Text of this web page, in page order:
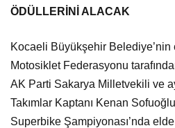
ÖDÜLLERİNİ ALACAK
Kocaeli Büyükşehir
Motosiklet Federasyonu
AK Parti Sakarya Milletvekili ve
Takımlar Kaptanı Kenan
Superbike Şampiyonası’nda